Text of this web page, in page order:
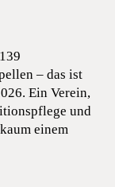
– das ist
Ein Verein,
und
einem